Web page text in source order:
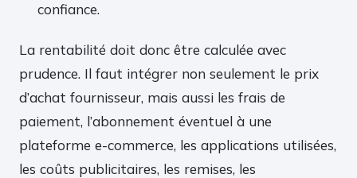
confiance.
La rentabilité doit donc être calculée avec
prudence. Il faut intégrer non seulement le prix
d’achat fournisseur, mais aussi les frais de
paiement, l’abonnement éventuel à une
plateforme e-commerce, les applications utilisées,
les coûts publicitaires, les remises, les